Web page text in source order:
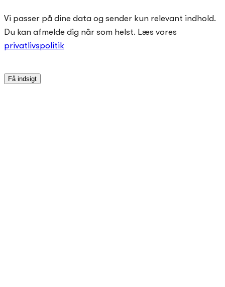
Vi passer på dine data og sender kun relevant indhold.
Du kan afmelde dig når som helst. Læs vores
privatlivspolitik